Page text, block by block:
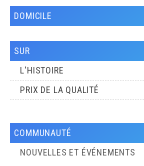
DOMICILE
SUR
L'HISTOIRE
PRIX DE LA QUALITÉ
COMMUNAUTÉ
NOUVELLES ET ÉVÉNEMENTS